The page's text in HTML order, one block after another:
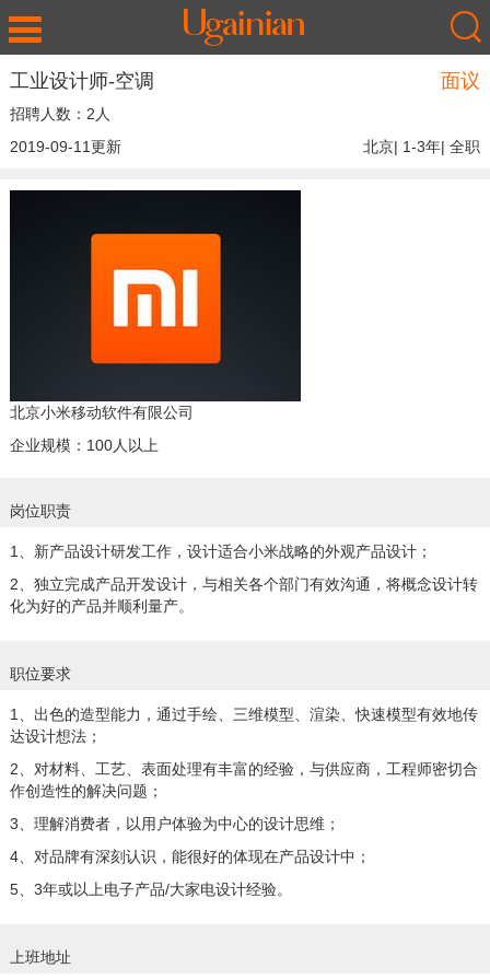
工业设计师-空调 面议
招聘人数：2人
2019-09-11更新
北京| 1-3年| 全职
北京小米移动软件有限公司
企业规模：100人以上
岗位职责
1、新产品设计研发工作，设计适合小米战略的外观产品设计；
2、独立完成产品开发设计，与相关各个部门有效沟通，将概念设计转
化为好的产品并顺利量产。
职位要求
1、出色的造型能力，通过手绘、三维模型、渲染、快速模型有效地传
达设计想法；
2、对材料、工艺、表面处理有丰富的经验，与供应商，工程师密切合
作创造性的解决问题；
3、理解消费者，以用户体验为中心的设计思维；
4、对品牌有深刻认识，能很好的体现在产品设计中；
5、3年或以上电子产品/大家电设计经验。
上班地址